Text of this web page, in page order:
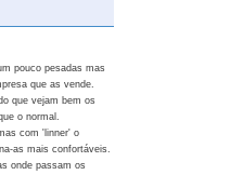
pouco pesadas mas
que as vende.
que vejam bem os
o normal.
com 'linner' o
as mais confortáveis.
onde passam os